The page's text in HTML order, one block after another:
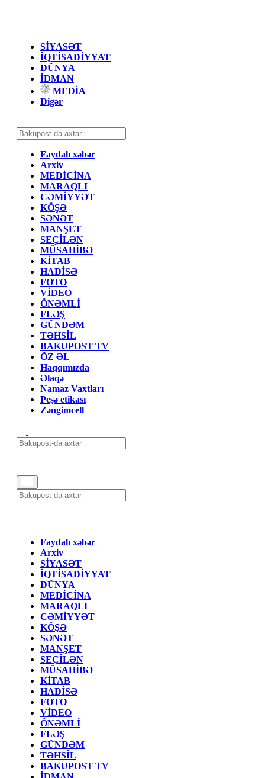
SİYASƏT
İQTİSADİYYAT
DÜNYA
İDMAN
MEDİA
Digər
Faydalı xəbər
Arxiv
MEDİCİNA
MARAQLI
CƏMİYYƏT
KÖŞƏ
SƏNƏT
MANŞET
SEÇİLƏN
MÜSAHİBƏ
KİTAB
HADİSƏ
FOTO
VİDEO
ÖNƏMLİ
FLƏŞ
GÜNDƏM
TƏHSİL
BAKUPOST TV
ÖZ ƏL
Haqqımızda
Əlaqə
Namaz Vaxtları
Peşə etikası
Zəngimcell
Faydalı xəbər
Arxiv
SİYASƏT
İQTİSADİYYAT
DÜNYA
MEDİCİNA
MARAQLI
CƏMİYYƏT
KÖŞƏ
SƏNƏT
MANŞET
SEÇİLƏN
MÜSAHİBƏ
KİTAB
HADİSƏ
FOTO
VİDEO
ÖNƏMLİ
FLƏŞ
GÜNDƏM
TƏHSİL
BAKUPOST TV